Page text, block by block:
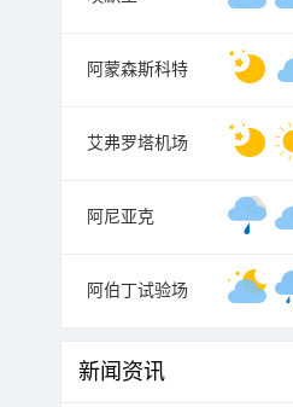
阿蒙森斯科特
艾弗罗塔机场
阿尼亚克
阿伯丁试验场
新闻资讯